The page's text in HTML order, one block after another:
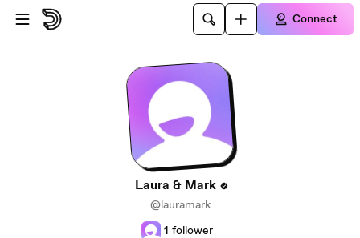
Skip to main content
Connect
Laura & Mark
@lauramark
1 follower